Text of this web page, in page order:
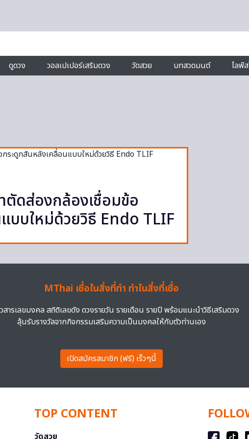
ดูดวง วอลเปเปอร์เสริมดวง วัดสวย บทสวดมนต์ ไลฟ์
ตัดส่องกล้องเชื่อมข้อ
บบใหม่ด้วยวิธี Endo TLIF
MThai เชื่อในสิ่งที่ทำ ทำในสิ่งที่เชื่อ
สารเลขมงคล สถิติเลขดัง ดวงรายวัน รายเดือน รายปี พร้อมแนะนำวิธีเสริมดวง
ลุ้นรับรางวัลจากกิจกรรมเสริมความเป็นมงคลให้กับตัวท่านเอง
เปิดสมัครสมาชิก (ฟรี) เร็วๆนี้
TOP CONTENT
วัดสวย